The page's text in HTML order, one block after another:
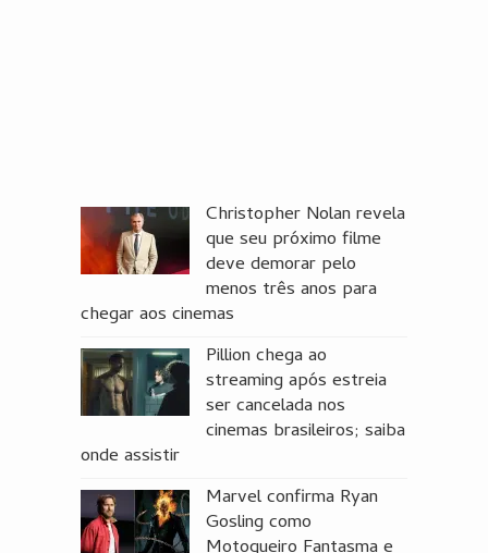
Christopher Nolan revela
que seu próximo filme
deve demorar pelo
menos três anos para
chegar aos cinemas
Pillion chega ao
streaming após estreia
ser cancelada nos
cinemas brasileiros; saiba
onde assistir
Marvel confirma Ryan
Gosling como